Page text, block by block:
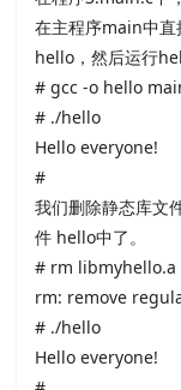
在主程序main中直
hello，然后运行
# gcc -o hello
# ./hello
Hello everyone!
#
我们删除静态库文
件 hello中了。
# rm libmyhello.a
rm: remove
# ./hello
Hello everyone!